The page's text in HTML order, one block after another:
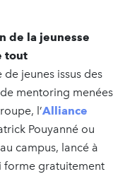
de la jeunesse
tout
de jeunes issus des
mentoring menées
l’Alliance
Pouyanné ou
campus, lancé à
forme gratuitement